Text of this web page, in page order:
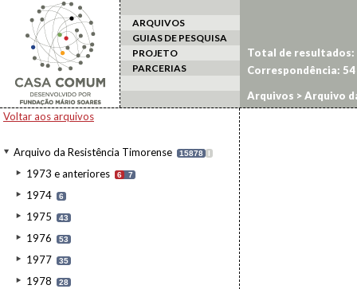
ARQUIVOS
GUIAS DE PESQUISA
PROJETO
PARCERIAS
Voltar aos arquivos
Arquivo da Resistência Timorense 15878 I
1973 e anteriores 6 7
1974 6
1975 43
1976 53
1977 35
1978 28
Total de resultados:
Correspondência: 54
Arquivos >Arquivo